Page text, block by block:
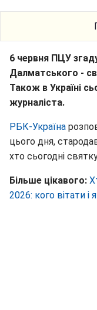
6 червня ПЦУ
Далматського -
Також в Україні
журналіста.
РБК-Україна
цього дня,
хто сьогодні
Більше цікавого:
2026: кого вітати і